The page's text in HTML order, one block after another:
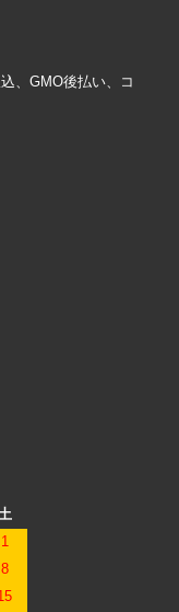
、GMO後払い、コ
1
8